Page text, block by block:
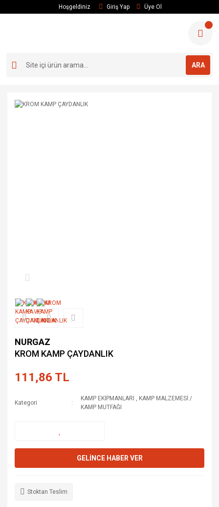
Hoşgeldiniz Giriş Yap Üye Ol
ARA
NURGAZ
KROM KAMP ÇAYDANLIK
111,86 TL
Kategori
KAMP EKİPMANLARI , KAMP MALZEMESİ /
KAMP MUTFAĞI
GELİNCE HABER VER
Stoktan Teslim